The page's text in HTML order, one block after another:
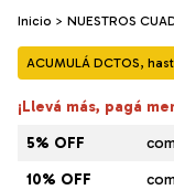
Inicio > NUESTROS
ACUMULÁ DCTOS,
¡Llevá más, pagá
5% OFF
10% OFF